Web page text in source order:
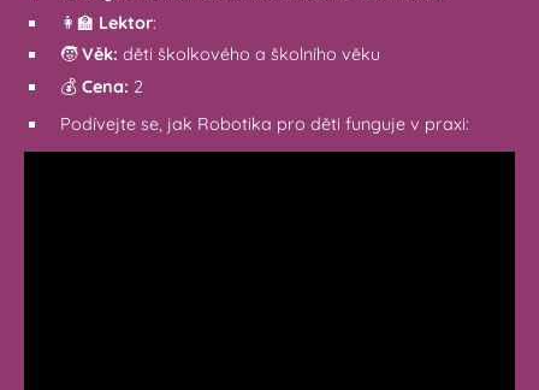
👩‍🏫 Lektor:
🧒Věk: děti školkového a školního věku
💰 Cena: 2
Podívejte se, jak Robotika pro děti funguje v praxi: